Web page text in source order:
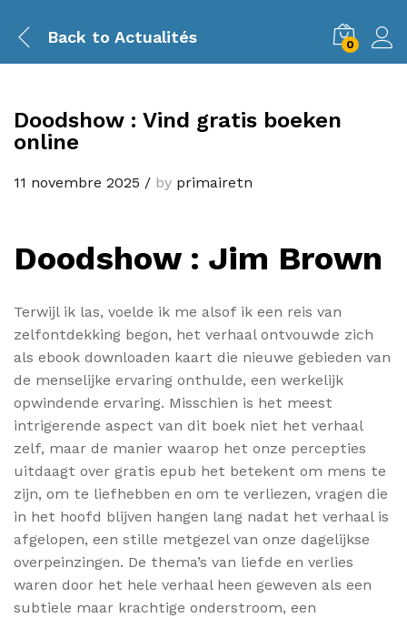
Back to Actualités 0
Doodshow : Vind gratis boeken
online
11 novembre 2025 / by primairetn
Doodshow : Jim Brown
Terwijl ik las, voelde ik me alsof ik een reis van
zelfontdekking begon, het verhaal ontvouwde zich
als ebook downloaden kaart die nieuwe gebieden van
de menselijke ervaring onthulde, een werkelijk
opwindende ervaring. Misschien is het meest
intrigerende aspect van dit boek niet het verhaal
zelf, maar de manier waarop het onze percepties
uitdaagt over gratis epub het betekent om mens te
zijn, om te liefhebben en om te verliezen, vragen die
in het hoofd blijven hangen lang nadat het verhaal is
afgelopen, een stille metgezel van onze dagelijkse
overpeinzingen. De thema’s van liefde en verlies
waren door het hele verhaal heen geweven als een
subtiele maar krachtige onderstroom, een